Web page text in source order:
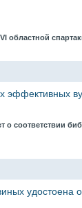
областной
эффективных
о соответствии
удостоена